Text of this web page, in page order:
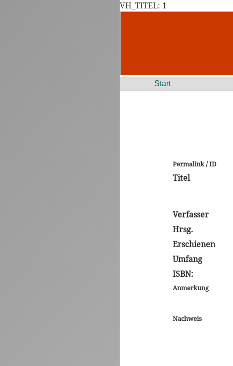
VH_TITEL: 1
Start
Permalink / ID
Titel
Verfasser
Hrsg.
Erschienen
Umfang
ISBN:
Anmerkung
Nachweis